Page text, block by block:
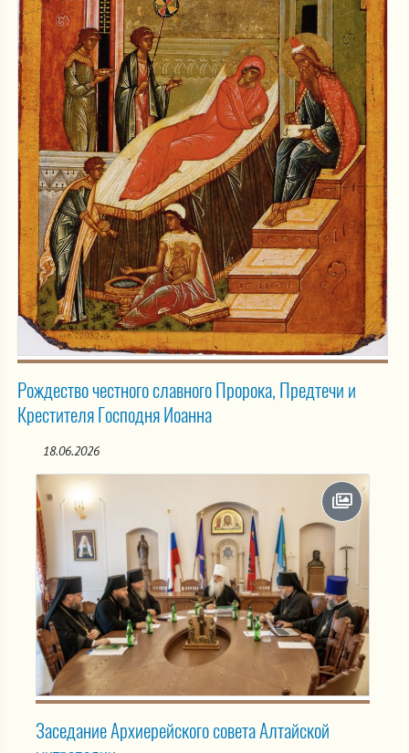
Рождество честного славного Пророка, Предтечи и
Крестителя Господня Иоанна
18.06.2026
Заседание Архиерейского совета Алтайской